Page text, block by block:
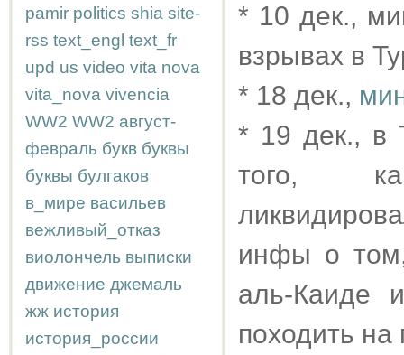
pamir politics shia site-
rss text_engl text_fr
upd us video vita nova
vita_nova vivencia
WW2 WW2 август-
февраль букв буквы
буквы булгаков
в_мире васильев
вежливый_отказ
виолончель выписки
движение джемаль
жж история
история_россии
* 10 дек.,
взрывах в
* 18 дек.,
* 19 дек., в
того,
инфы о
аль-Каиде
походить на